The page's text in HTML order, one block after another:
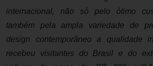
internacional, não só pelo ótimo
também pela ampla variedade de
design contemporâneo a qualidade
recebeu visitantes do Brasil e do